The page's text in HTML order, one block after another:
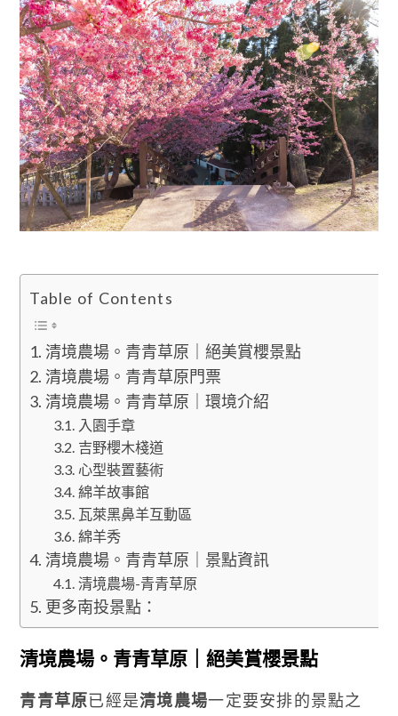
Table of Contents
清境農場。青青草原｜絕美賞櫻景點
清境農場。青青草原門票
清境農場。青青草原｜環境介紹
入園手章
吉野櫻木棧道
心型裝置藝術
綿羊故事館
瓦萊黑鼻羊互動區
綿羊秀
清境農場。青青草原｜景點資訊
清境農場-青青草原
更多南投景點：
清境農場。青青草原｜絕美賞櫻景點
青青草原已經是清境農場一定要安排的景點之